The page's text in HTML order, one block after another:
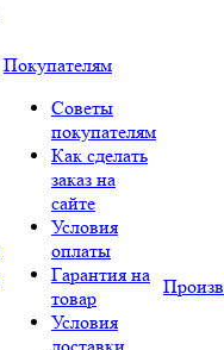
Покупателям
Советы
покупателям
Как сделать
заказ на
сайте
Условия
оплаты
Гарантия на
товар
Условия